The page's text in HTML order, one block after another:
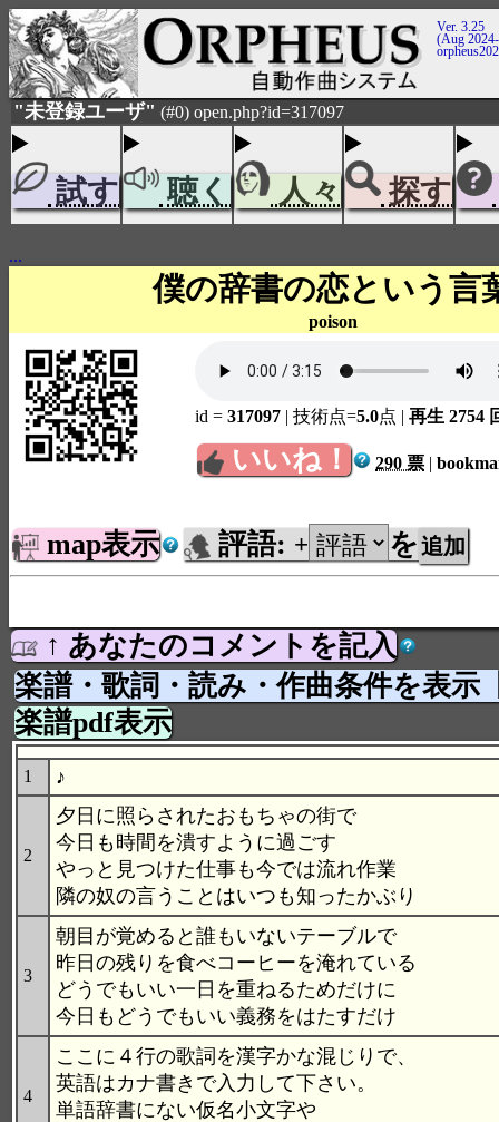
Ver. 3.25
(Aug
"未登録ユーザ" (#0) open.php?id=317097
試す 聴く 人々 探す
...
僕の辞書の恋という言
poison
id = 317097 | 技術点=5.0点 | 再生 2754
いいね！ 290 票 |
map表示 評語: + を
↑ あなたのコメントを記入
楽譜・歌詞・読み・作曲条件を表示
楽譜pdf表示
1 ♪
2
夕日に照らされたおもちゃの街で
今日も時間を潰すように過ごす
やっと見つけた仕事も今では流れ作業
隣の奴の言うことはいつも知ったかぶり
3
朝目が覚めると誰もいないテーブルで
昨日の残りを食べコーヒーを淹れている
どうでもいい一日を重ねるためだけに
今日もどうでもいい義務をはたすだけ
4
ここに４行の歌詞を漢字かな混じりで、
英語はカナ書きで入力して下さい。
単語辞書にない仮名小文字や